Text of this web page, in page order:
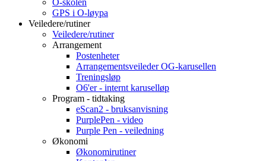
GPS i O-løypa
Veiledere/rutiner
Veiledere/rutiner
Arrangement
Postenheter
Arrangementsveileder OG-karusellen
Treningsløp
O6'er - internt karuselløp
Program - tidtaking
eScan2 - bruksanvisning
PurplePen - video
Purple Pen - veiledning
Økonomi
Økonomirutiner